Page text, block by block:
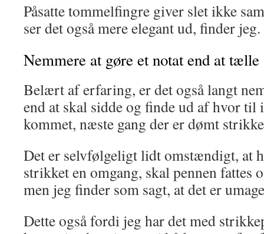
Påsatte tommelfingre giver slet ikke
ser det også mere elegant ud, finder jeg.
Nemmere at gøre et notat end at tælle
Belært af erfaring, er det også langt
end at skal sidde og finde ud af hvor til
kommet, næste gang der er dømt
Det er selvfølgeligt lidt omstændigt, at
strikket en omgang, skal pennen fattes
men jeg finder som sagt, at det er
Dette også fordi jeg har det med